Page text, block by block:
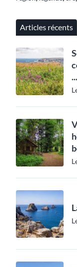
Articles récents
...